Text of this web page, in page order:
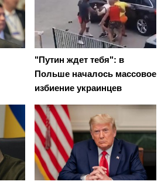
"Путин ждет тебя": в
Польше началось массовое
избиение украинцев